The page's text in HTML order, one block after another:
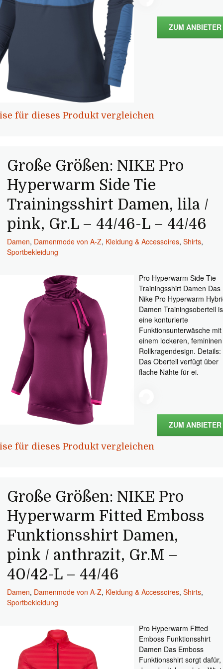
ZUM ANBIETER
für dieses Produkt vergleichen
Große Größen: NIKE Pro
Hyperwarm Side Tie
Trainingsshirt Damen, lila /
pink, Gr.L – 44/46-L – 44/46
Damen, Damenmode von A-Z, Kleidung & Accessoires,Shirts,
Sportbekleidung
Pro Hyperwarm Side Tie
Trainingsshirt Damen Das
Nike Pro Hyperwarm
Damen Trainingsoberteil
eine konturierte
Funktionsunterwäsche mit
einem lockeren, femininen
Rollkragendesign. Details:
Das Oberteil verfügt über
flache Nähte für ei.
ZUM ANBIETER
für dieses Produkt vergleichen
Große Größen: NIKE Pro
Hyperwarm Fitted Emboss
Funktionsshirt Damen,
pink / anthrazit, Gr.M –
40/42-L – 44/46
Damen, Damenmode von A-Z, Kleidung & Accessoires,Shirts,
Sportbekleidung
Pro Hyperwarm Fitted
Emboss Funktionsshirt
Damen Das Emboss
Funktionsshirt sorgt dafür,